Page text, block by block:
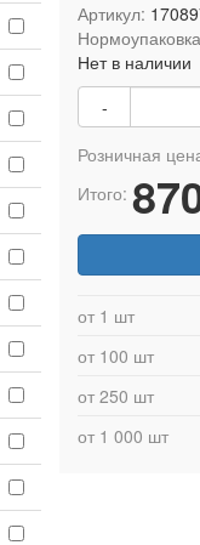
Артикул:
Нет в наличии
-
Розничная
Итого:
от 1 шт
от 100 шт
от 250 шт
от 1 000 шт